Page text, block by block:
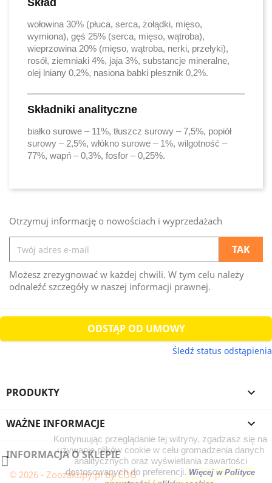
Skład
wołowina 30% (płuca, serca, żołądki, mięso,
wymiona), gęś 25% (serca, mięso, wątroba),
wieprzowina 20% (mięso, wątroba, nerki, przełyki),
rosół, ziemniaki 4%, jaja 3%, substancje mineralne,
olej lniany 0,2%, nasiona babki płesznik 0,2%.
Składniki analityczne
białko surowe – 11%, tłuszcz surowy – 7,5%, popiół
surowy – 2,5%, włókno surowe – 1%, wilgotność –
77%, wapń – 0,3%, fosfor – 0,25%.
Otrzymuj informację o nowościach i wyprzedażach
Możesz zrezygnować w każdej chwili. W tym celu należy
odnaleźć szczegóły w naszej informacji prawnej.
ODSTĄP OD UMOWY
Śledź status odstąpienia
PRODUKTY 
WAŻNE INFORMACJE 
INFORMACJA O SKLEPIE
Kontynuując przeglądanie tej witryny, zgadzasz się na
używanie plików cookie w celu gromadzenia danych
analitycznych oraz wyświetlania zawartości
dostosowanych do preferencji. Więcej w Polityce
© 2026 - Zoozakupy.pl by CDG